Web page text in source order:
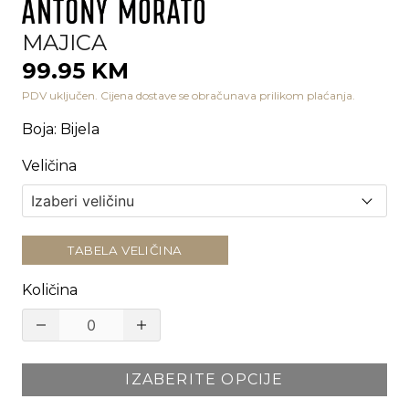
MAJICA
99.95 KM
PDV uključen. Cijena dostave se obračunava prilikom plaćanja.
Boja: Bijela
Veličina
TABELA VELIČINA
Količina
IZABERITE OPCIJE